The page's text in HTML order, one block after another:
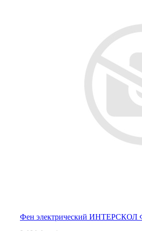
Фен электрический